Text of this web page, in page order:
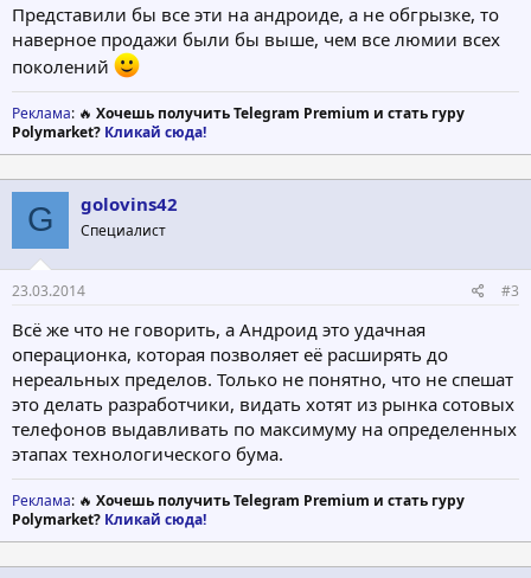
Представили бы все эти на андроиде, а не обгрызке, то
наверное продажи были бы выше, чем все люмии всех
поколений
Реклама: 🔥 Хочешь получить Telegram Premium и стать гуру
Polymarket? Кликай сюда!
G golovins42
Специалист
23.03.2014 #3
Всё же что не говорить, а Андроид это удачная
операционка, которая позволяет её расширять до
нереальных пределов. Только не понятно, что не спешат
это делать разработчики, видать хотят из рынка сотовых
телефонов выдавливать по максимуму на определенных
этапах технологического бума.
Реклама: 🔥 Хочешь получить Telegram Premium и стать гуру
Polymarket? Кликай сюда!